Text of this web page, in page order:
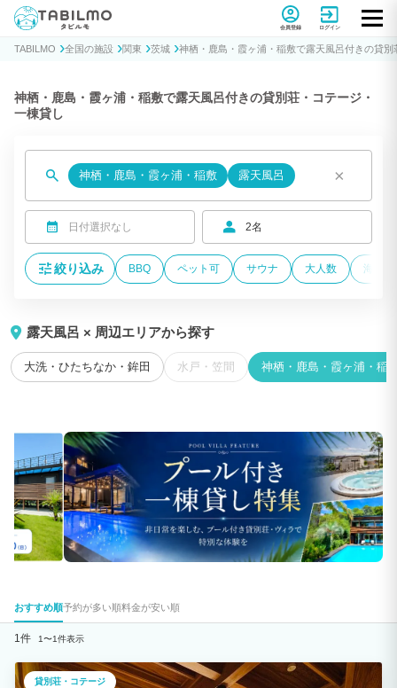
貸別荘コテージ・一棟貸し宿泊予約サイトTABILMO(タビルモ)
会員登録 ログイン
TABILMO 全国の施設 関東 茨城 神栖・鹿島・霞ヶ浦・稲敷で露天風呂付きの貸
神栖・鹿島・霞ヶ浦・稲敷で露天風呂付きの貸別荘・コテージ・
一棟貸し
神栖・鹿島・霞ヶ浦・稲敷 露天風呂 ×
日付選択なし 2名
絞り込み BBQ ペット可 サウナ 大人数 海が
露天風呂 × 周辺エリアから探す
大洗・ひたちなか・鉾田 水戸・笠間 神栖・鹿島・霞ヶ浦・稲
おすすめ順予約が多い順料金が安い順
1件 1〜1件表示
貸別荘・コテージ